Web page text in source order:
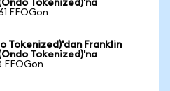
Tokenized)'na
FFOGon
Tokenized)'dan Franklin
Tokenized)'na
FFOGon